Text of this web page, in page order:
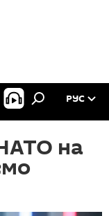
РУС
на